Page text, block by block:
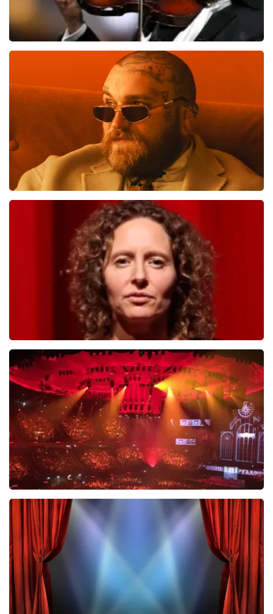
laatste 30 minuten
BESTEL NU
Teddy Swims
laatste 30 minuten
BESTEL NU
Esther van der Voort
654laatste 30 minuten
BESTEL NU
Vrienden Van Amstel Live
433 laatste 30 minuten
BESTEL NU